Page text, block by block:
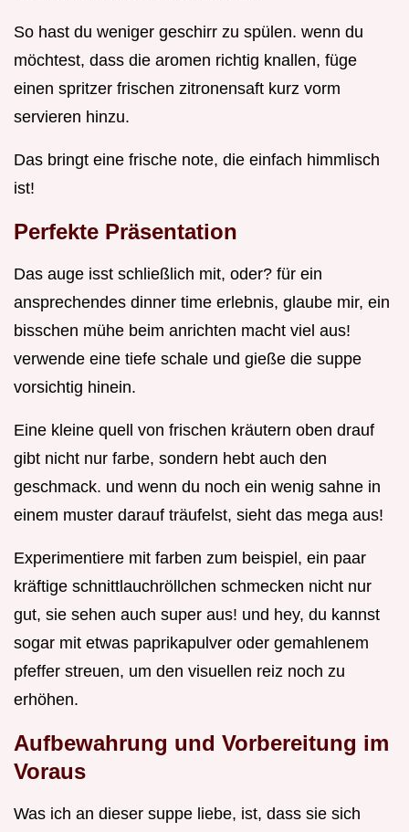
So hast du weniger geschirr zu spülen. wenn du
möchtest, dass die aromen richtig knallen, füge
einen spritzer frischen zitronensaft kurz vorm
servieren hinzu.
Das bringt eine frische note, die einfach himmlisch
ist!
Perfekte Präsentation
Das auge isst schließlich mit, oder? für ein
ansprechendes dinner time erlebnis, glaube mir, ein
bisschen mühe beim anrichten macht viel aus!
verwende eine tiefe schale und gieße die suppe
vorsichtig hinein.
Eine kleine quell von frischen kräutern oben drauf
gibt nicht nur farbe, sondern hebt auch den
geschmack. und wenn du noch ein wenig sahne in
einem muster darauf träufelst, sieht das mega aus!
Experimentiere mit farben zum beispiel, ein paar
kräftige schnittlauchröllchen schmecken nicht nur
gut, sie sehen auch super aus! und hey, du kannst
sogar mit etwas paprikapulver oder gemahlenem
pfeffer streuen, um den visuellen reiz noch zu
erhöhen.
Aufbewahrung und Vorbereitung im
Voraus
Was ich an dieser suppe liebe, ist, dass sie sich